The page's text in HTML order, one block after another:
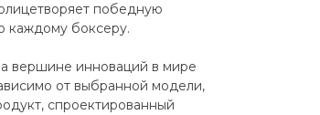
победную
каждому боксеру.
вершине инноваций в мире
от выбранной модели,
спроектированный